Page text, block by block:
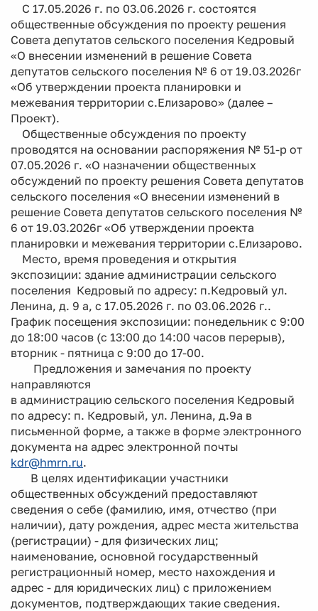
С 17.05.2026 г. по 03.06.2026 г. состоятся
общественные обсуждения по проекту решения
Совета депутатов сельского поселения Кедровый
«О внесении изменений в решение Совета
депутатов сельского поселения № 6 от 19.03.2026г
«Об утверждении проекта планировки и
межевания территории с.Елизарово» (далее –
Проект).
Общественные обсуждения по проекту
проводятся на основании распоряжения № 51-р от
07.05.2026 г. «О назначении общественных
обсуждений по проекту решения Совета депутатов
сельского поселения «О внесении изменений в
решение Совета депутатов сельского поселения №
6 от 19.03.2026г «Об утверждении проекта
планировки и межевания территории с.Елизарово.
Место, время проведения и открытия
экспозиции: здание администрации сельского
поселения Кедровый по адресу: п.Кедровый ул.
Ленина, д. 9 а, с 17.05.2026 г. по 03.06.2026 г..
График посещения экспозиции: понедельник с 9:00
до 18:00 часов (с 13:00 до 14:00 часов перерыв),
вторник - пятница с 9:00 до 17-00.
Предложения и замечания по проекту
направляются
в администрацию сельского поселения Кедровый
по адресу: п. Кедровый, ул. Ленина, д.9а в
письменной форме, а также в форме электронного
документа на адрес электронной почты
kdr@hmrn.ru.
В целях идентификации участники
общественных обсуждений предоставляют
сведения о себе (фамилию, имя, отчество (при
наличии), дату рождения, адрес места жительства
(регистрации) - для физических лиц;
наименование, основной государственный
регистрационный номер, место нахождения и
адрес - для юридических лиц) с приложением
документов, подтверждающих такие сведения.